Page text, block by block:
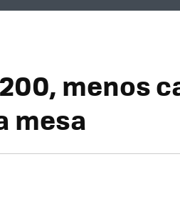
menos
mesa